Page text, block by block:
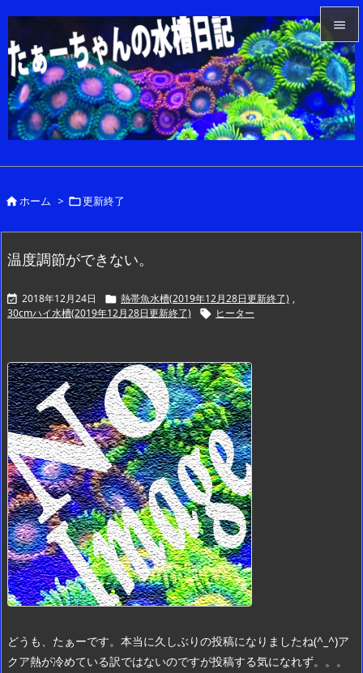


メニュ

サイド


ホーム > 更新終了
温度調節ができない。
 2018年12月24日  熱帯魚水槽(2019年12月28日更新終了) ,
30cmハイ水槽(2019年12月28日更新終了)
 ヒーター
どうも、たぁーです。 本当に久しぶりの投稿になりましたね(^_^)ア
クア熱が冷めている訳ではないのですが投稿する気になれず。。。